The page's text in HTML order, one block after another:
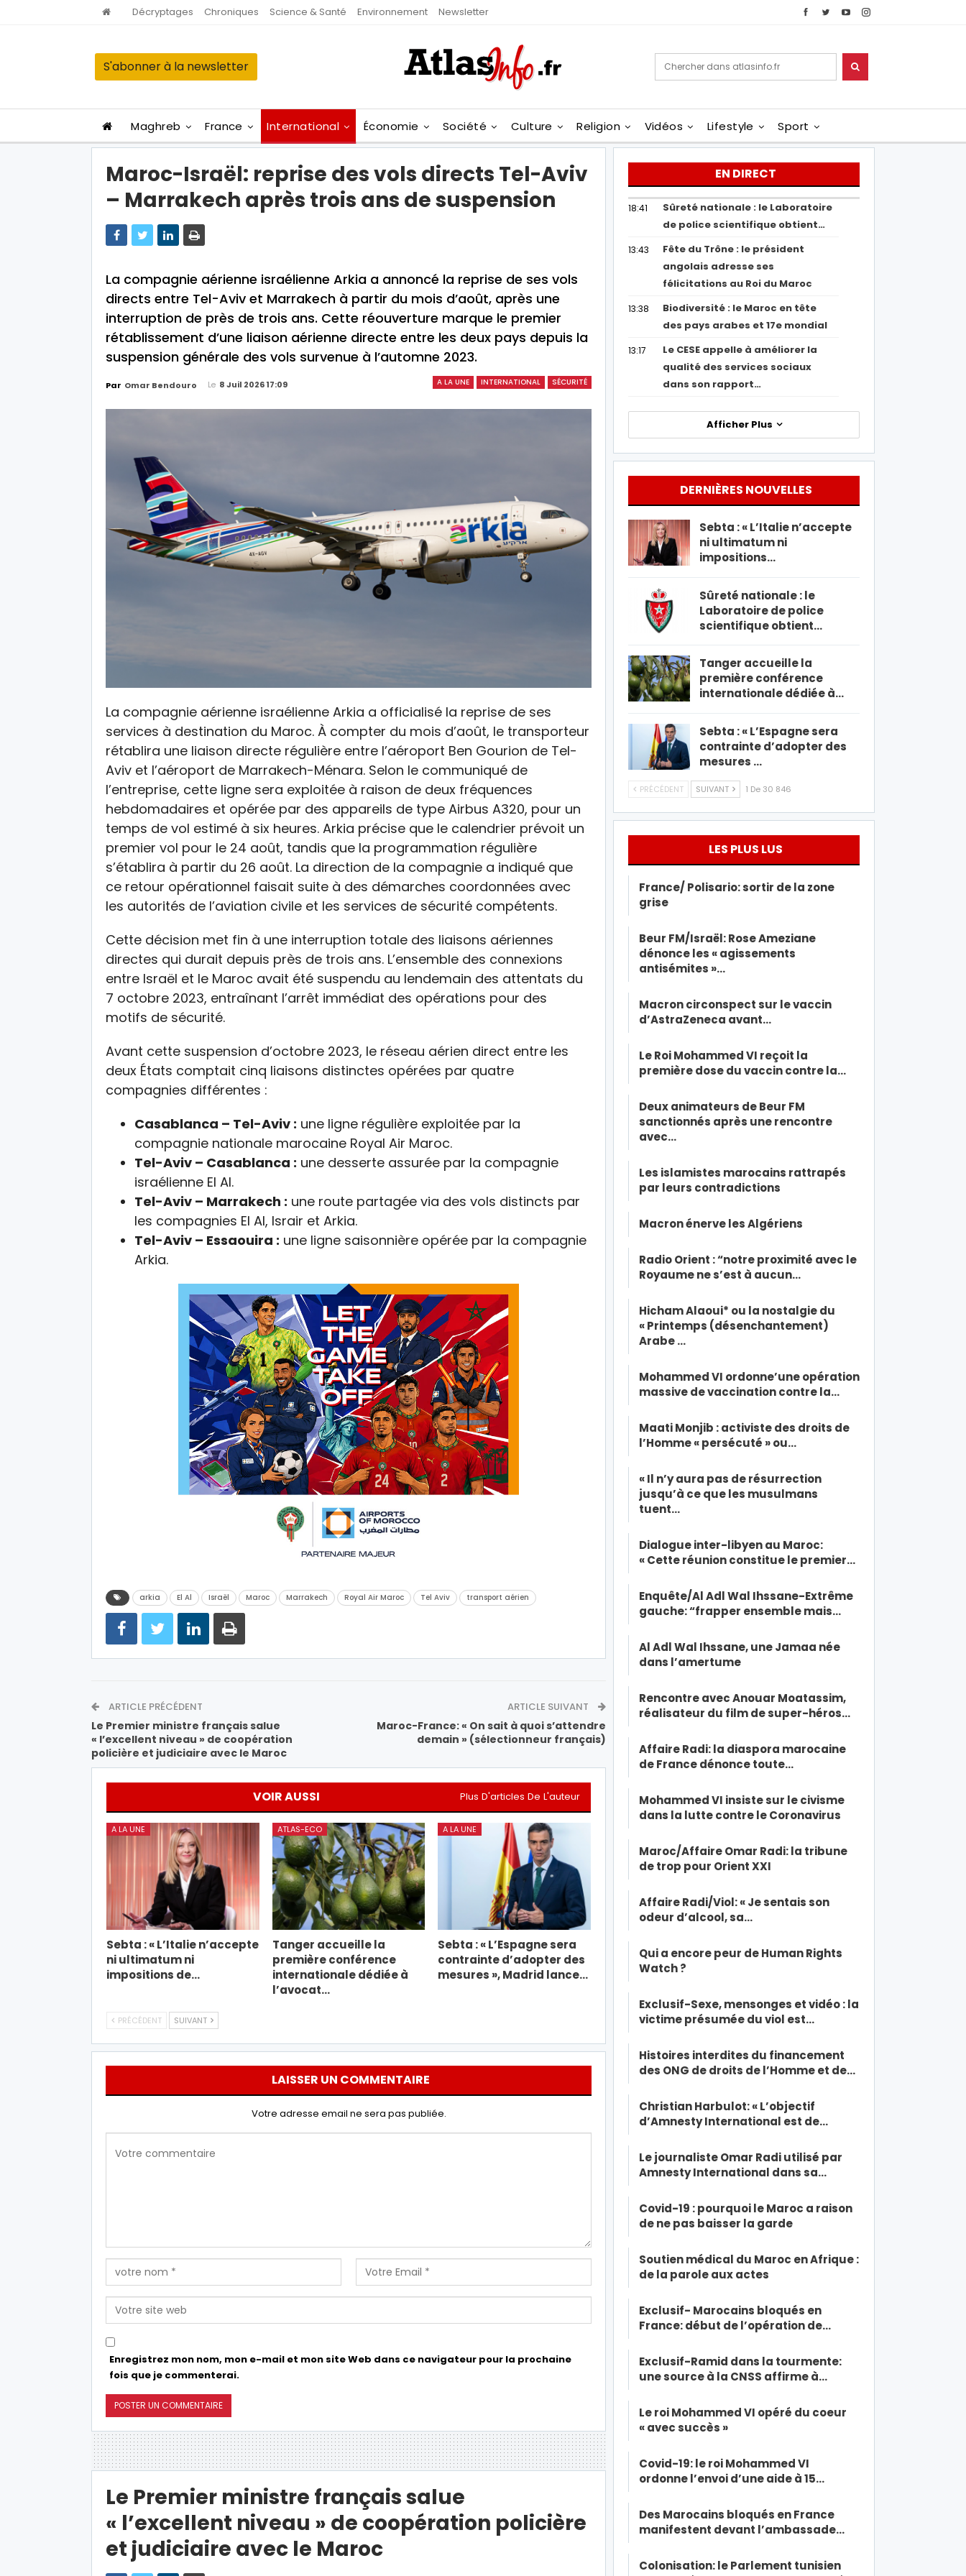
Décryptages Chroniques Science & Santé Environnement Newsletter
S'abonner à la newsletter
Maghreb France International Économie Société Culture Religion Vidéos Lifestyle Sport
Maroc-Israël: reprise des vols directs Tel-Aviv
– Marrakech après trois ans de suspension
La compagnie aérienne israélienne Arkia a annoncé la reprise de ses vols
directs entre Tel-Aviv et Marrakech à partir du mois d’août, après une
interruption de près de trois ans. Cette réouverture marque le premier
rétablissement d’une liaison aérienne directe entre les deux pays depuis la
suspension générale des vols survenue à l’automne 2023.
A LA UNE INTERNATIONAL SÉCURITÉ
Par Omar Bendouro Le 8 Juil 2026 17:09
La compagnie aérienne israélienne Arkia a officialisé la reprise de ses
services à destination du Maroc. À compter du mois d’août, le transporteur
rétablira une liaison directe régulière entre l’aéroport Ben Gourion de Tel-
Aviv et l’aéroport de Marrakech-Ménara. Selon le communiqué de
l’entreprise, cette ligne sera exploitée à raison de deux fréquences
hebdomadaires et opérée par des appareils de type Airbus A320, pour un
temps de vol estimé à six heures. Arkia précise que le calendrier prévoit un
premier vol pour le 24 août, tandis que la programmation régulière
s’établira à partir du 26 août. La direction de la compagnie a indiqué que
ce retour opérationnel faisait suite à des démarches coordonnées avec
les autorités de l’aviation civile et les services de sécurité compétents.
Cette décision met fin à une interruption totale des liaisons aériennes
directes qui durait depuis près de trois ans. L’ensemble des connexions
entre Israël et le Maroc avait été suspendu au lendemain des attentats du
7 octobre 2023, entraînant l’arrêt immédiat des opérations pour des
motifs de sécurité.
Avant cette suspension d’octobre 2023, le réseau aérien direct entre les
deux États comptait cinq liaisons distinctes opérées par quatre
compagnies différentes :
Casablanca – Tel-Aviv : une ligne régulière exploitée par la
compagnie nationale marocaine Royal Air Maroc.
Tel-Aviv – Casablanca : une desserte assurée par la compagnie
israélienne El Al.
Tel-Aviv – Marrakech : une route partagée via des vols distincts par
les compagnies El Al, Israir et Arkia.
Tel-Aviv – Essaouira : une ligne saisonnière opérée par la compagnie
Arkia.
arkia El Al Israël Maroc Marrakech Royal Air Maroc Tel Aviv transport aérien
ARTICLE PRÉCÉDENT
Le Premier ministre français salue
« l’excellent niveau » de coopération
policière et judiciaire avec le Maroc
ARTICLE SUIVANT
Maroc-France: « On sait à quoi s’attendre
demain » (sélectionneur français)
VOIR AUSSI Plus D'articles De L'auteur
A LA UNE
Sebta : « L’Italie n’accepte
ni ultimatum ni
impositions de…
ATLAS-ECO
Tanger accueille la
première conférence
internationale dédiée à
l’avocat…
A LA UNE
Sebta : « L’Espagne sera
contrainte d’adopter des
mesures », Madrid lance…
PRÉCÉDENT SUIVANT
LAISSER UN COMMENTAIRE
Votre adresse email ne sera pas publiée.
Enregistrez mon nom, mon e-mail et mon site Web dans ce navigateur pour la prochaine
fois que je commenterai.
Le Premier ministre français salue
« l’excellent niveau » de coopération policière
et judiciaire avec le Maroc
EN DIRECT
18:41
Sûreté nationale : le Laboratoire
de police scientifique obtient…
13:43
Fête du Trône : le président
angolais adresse ses
félicitations au Roi du Maroc
13:38
Biodiversité : le Maroc en tête
des pays arabes et 17e mondial
13:17
Le CESE appelle à améliorer la
qualité des services sociaux
dans son rapport…
Afficher Plus
DERNIÈRES NOUVELLES
Sebta : « L’Italie n’accepte
ni ultimatum ni
impositions…
Sûreté nationale : le
Laboratoire de police
scientifique obtient…
Tanger accueille la
première conférence
internationale dédiée à…
Sebta : « L’Espagne sera
contrainte d’adopter des
mesures …
PRÉCÉDENT SUIVANT 1 De 30 846
LES PLUS LUS
France/ Polisario: sortir de la zone
grise
Beur FM/Israël: Rose Ameziane
dénonce les « agissements
antisémites »…
Macron circonspect sur le vaccin
d’AstraZeneca avant…
Le Roi Mohammed VI reçoit la
première dose du vaccin contre la…
Deux animateurs de Beur FM
sanctionnés après une rencontre
avec…
Les islamistes marocains rattrapés
par leurs contradictions
Macron énerve les Algériens
Radio Orient : “notre proximité avec le
Royaume ne s’est à aucun…
Hicham Alaoui* ou la nostalgie du
« Printemps (désenchantement)
Arabe …
Mohammed VI ordonne’une opération
massive de vaccination contre la…
Maati Monjib : activiste des droits de
l’Homme « persécuté » ou…
« Il n’y aura pas de résurrection
jusqu’à ce que les musulmans
tuent…
Dialogue inter-libyen au Maroc:
« Cette réunion constitue le premier…
Enquête/Al Adl Wal Ihssane-Extrême
gauche: “frapper ensemble mais…
Al Adl Wal Ihssane, une Jamaa née
dans l’amertume
Rencontre avec Anouar Moatassim,
réalisateur du film de super-héros…
Affaire Radi: la diaspora marocaine
de France dénonce toute…
Mohammed VI insiste sur le civisme
dans la lutte contre le Coronavirus
Maroc/Affaire Omar Radi: la tribune
de trop pour Orient XXI
Affaire Radi/Viol: « Je sentais son
odeur d’alcool, sa…
Qui a encore peur de Human Rights
Watch ?
Exclusif-Sexe, mensonges et vidéo : la
victime présumée du viol est…
Histoires interdites du financement
des ONG de droits de l’Homme et de…
Christian Harbulot: « L’objectif
d’Amnesty International est de…
Le journaliste Omar Radi utilisé par
Amnesty International dans sa…
Covid-19 : pourquoi le Maroc a raison
de ne pas baisser la garde
Soutien médical du Maroc en Afrique :
de la parole aux actes
Exclusif- Marocains bloqués en
France: début de l’opération de…
Exclusif-Ramid dans la tourmente:
une source à la CNSS affirme à…
Le roi Mohammed VI opéré du coeur
« avec succès »
Covid-19: le roi Mohammed VI
ordonne l’envoi d’une aide à 15…
Des Marocains bloqués en France
manifestent devant l’ambassade…
Colonisation: le Parlement tunisien